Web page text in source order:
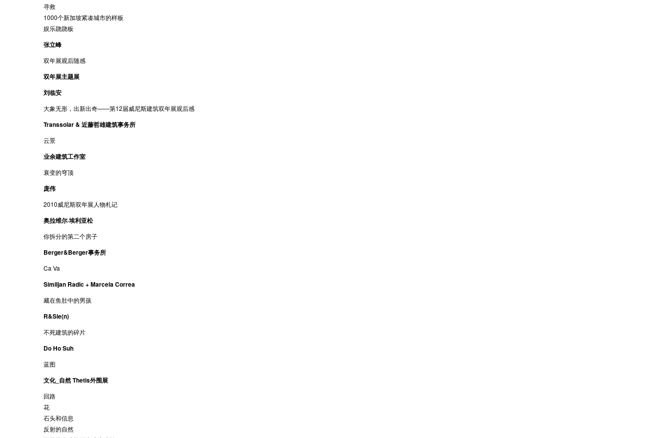
寻救
1000个新加坡紧凑城市的样板
娱乐跷跷板
张立峰
双年展观后随感
双年展主题展
刘临安
大象无形，出新出奇——第12届威尼斯建筑双年展观后感
Transsolar & 近藤哲雄建筑事务所
云景
业余建筑工作室
衰变的穹顶
庞伟
2010威尼斯双年展人物札记
奥拉维尔·埃利亚松
你拆分的第二个房子
Berger&Berger事务所
Ca Va
Similjan Radic + Marcela Correa
藏在鱼肚中的男孩
R&Sie(n)
不死建筑的碎片
Do Ho Suh
蓝图
文化_自然 Thetis外围展
回路
花
石头和信息
反射的自然